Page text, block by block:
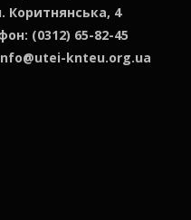
Коритнянська, 4
(0312) 65-82-45
knteu.org.ua